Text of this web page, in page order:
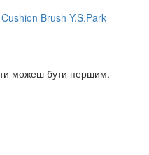
ти можеш бути першим.